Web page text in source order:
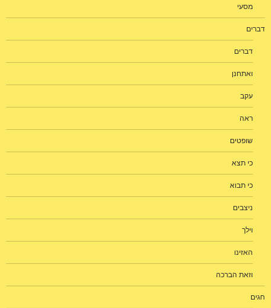
מסעי
דברים
דברים
ואתחנן
עקב
ראה
שופטים
כי תצא
כי תבוא
ניצבים
וילך
האזינו
וזאת הברכה
חגים